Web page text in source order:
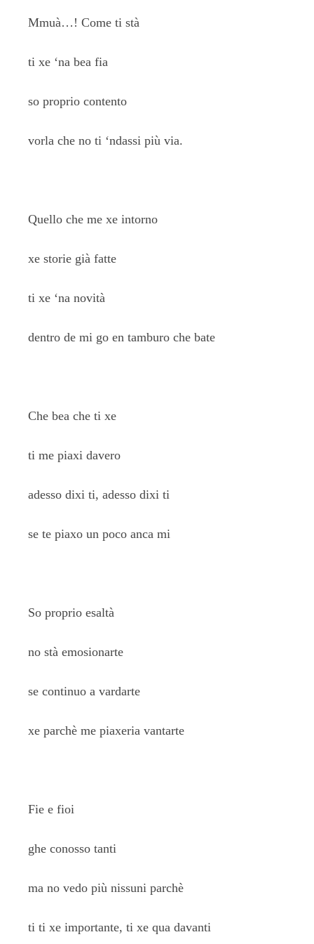
Mmuà…! Come ti stà
ti xe ‘na bea fia
so proprio contento
vorla che no ti ‘ndassi più via.
Quello che me xe intorno
xe storie già fatte
ti xe ‘na novità
dentro de mi go en tamburo che bate
Che bea che ti xe
ti me piaxi davero
adesso dixi ti, adesso dixi ti
se te piaxo un poco anca mi
So proprio esaltà
no stà emosionarte
se continuo a vardarte
xe parchè me piaxeria vantarte
Fie e fioi
ghe conosso tanti
ma no vedo più nissuni parchè
ti ti xe importante, ti xe qua davanti